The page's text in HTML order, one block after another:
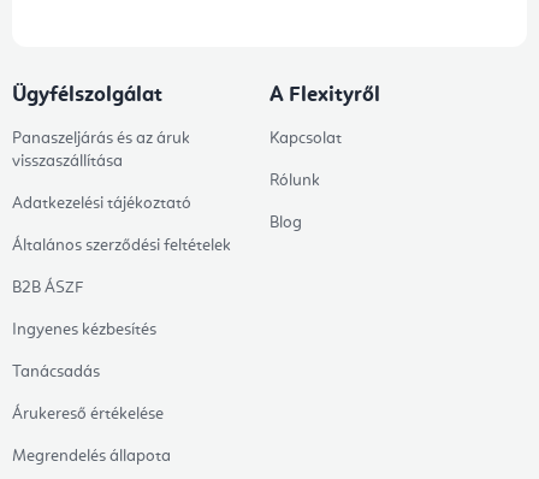
Ügyfélszolgálat
Panaszeljárás és az áruk
visszaszállítása
Adatkezelési tájékoztató
Általános szerződési feltételek
B2B ÁSZF
Ingyenes kézbesítés
Tanácsadás
Árukereső értékelése
Megrendelés állapota
A Flexityről
Kapcsolat
Rólunk
Blog